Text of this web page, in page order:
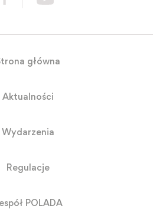
główna
Aktualności
Wydarzenia
Regulacje
POLADA